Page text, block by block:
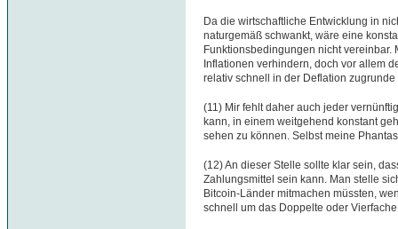
Da die wirtschaftliche Entwicklung in
naturgemäß schwankt, wäre eine
Funktionsbedingungen nicht
Inflationen verhindern, doch vor allem
relativ schnell in der Deflation
(11) Mir fehlt daher auch jeder
kann, in einem weitgehend konstant
sehen zu können. Selbst meine
(12) An dieser Stelle sollte klar sein,
Zahlungsmittel sein kann. Man stelle
Bitcoin-Länder mitmachen müssten,
schnell um das Doppelte oder